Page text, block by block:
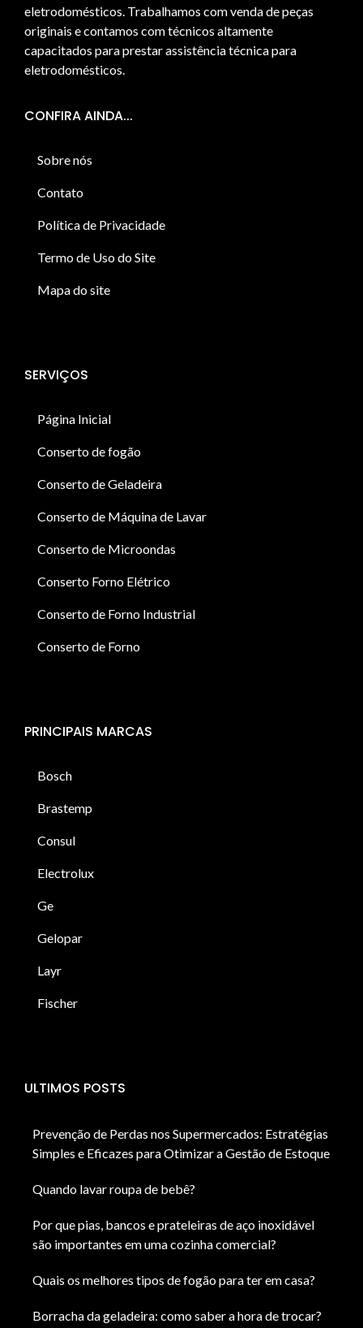
eletrodomésticos. Trabalhamos com venda de peças
originais e contamos com técnicos altamente
capacitados para prestar assistência técnica para
eletrodomésticos.
CONFIRA AINDA...
Sobre nós
Contato
Política de Privacidade
Termo de Uso do Site
Mapa do site
SERVIÇOS
Página Inicial
Conserto de fogão
Conserto de Geladeira
Conserto de Máquina de Lavar
Conserto de Microondas
Conserto Forno Elétrico
Conserto de Forno Industrial
Conserto de Forno
PRINCIPAIS MARCAS
Bosch
Brastemp
Consul
Electrolux
Ge
Gelopar
Layr
Fischer
ULTIMOS POSTS
Prevenção de Perdas nos Supermercados: Estratégias
Simples e Eficazes para Otimizar a Gestão de Estoque
Quando lavar roupa de bebê?
Por que pias, bancos e prateleiras de aço inoxidável
são importantes em uma cozinha comercial?
Quais os melhores tipos de fogão para ter em casa?
Borracha da geladeira: como saber a hora de trocar?